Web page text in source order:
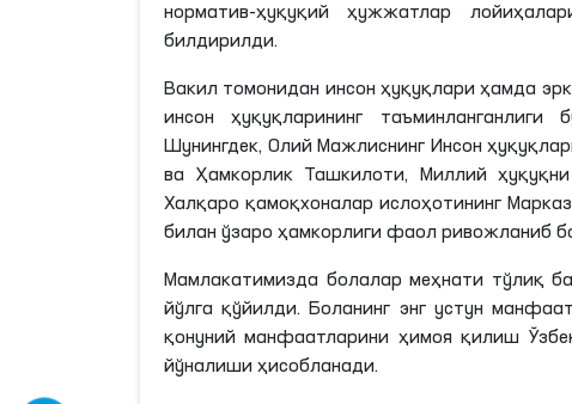
норматив-ҳуқуқий ҳужжатлар
билдирилди.
Вакил томонидан инсон ҳуқуқлари ҳамда
инсон ҳуқуқларининг
Шунингдек, Олий Мажлиснинг Инсон
ва Ҳамкорлик Ташкилоти, Миллий
Халқаро қамоқхоналар ислоҳотининг
билан ўзаро ҳамкорлиги фаол ривожланиб
Мамлакатимизда болалар меҳнати тўлиқ
йўлга қўйилди. Боланинг энг устун
қонуний манфаатларини ҳимоя қилиш
йўналиши ҳисобланади.